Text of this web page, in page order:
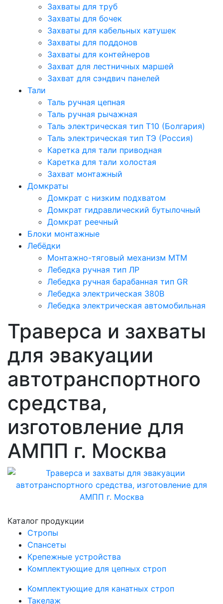
Захваты для труб
Захваты для бочек
Захваты для кабельных катушек
Захваты для поддонов
Захваты для контейнеров
Захват для лестничных маршей
Захват для сэндвич панелей
Тали
Таль ручная цепная
Таль ручная рычажная
Таль электрическая тип Т10 (Болгария)
Таль электрическая тип ТЭ (Россия)
Каретка для тали приводная
Каретка для тали холостая
Захват монтажный
Домкраты
Домкрат с низким подхватом
Домкрат гидравлический бутылочный
Домкрат реечный
Блоки монтажные
Лебёдки
Монтажно-тяговый механизм МТМ
Лебедка ручная тип ЛР
Лебедка ручная барабанная тип GR
Лебедка электрическая 380В
Лебедка электрическая автомобильная
Траверса и захваты
для эвакуации
автотранспортного
средства,
изготовление для
АМПП г. Москва
Каталог продукции
Стропы
Спансеты
Крепежные устройства
Комплектующие для цепных строп
Комплектующие для канатных строп
Такелаж